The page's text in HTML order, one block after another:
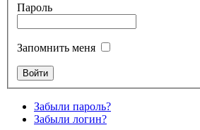
Пароль
Запомнить меня
Забыли пароль?
Забыли логин?